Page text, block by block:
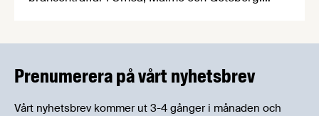
kan träffa branschkollegor och utbyta
Prenumerera på vårt nyhetsbrev
Vårt nyhetsbrev kommer ut 3-4 gånger i månaden och